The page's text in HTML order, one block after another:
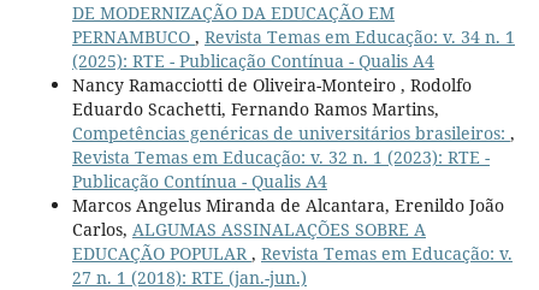
DE MODERNIZAÇÃO DA EDUCAÇÃO EM
PERNAMBUCO , Revista Temas em Educação: v. 34 n. 1
(2025): RTE - Publicação Contínua - Qualis A4
Nancy Ramacciotti de Oliveira-Monteiro , Rodolfo
Eduardo Scachetti, Fernando Ramos Martins,
Competências genéricas de universitários brasileiros: ,
Revista Temas em Educação: v. 32 n. 1 (2023): RTE -
Publicação Contínua - Qualis A4
Marcos Angelus Miranda de Alcantara, Erenildo João
Carlos, ALGUMAS ASSINALAÇÕES SOBRE A
EDUCAÇÃO POPULAR , Revista Temas em Educação: v.
27 n. 1 (2018): RTE (jan.-jun.)